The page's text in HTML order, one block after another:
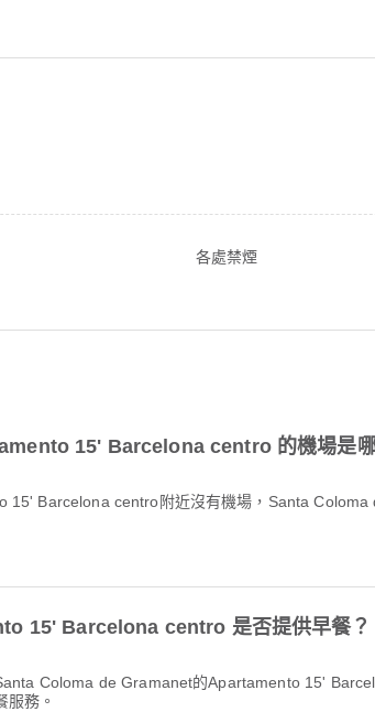
各處禁煙
15' Barcelona centro 的機場是哪
15' Barcelona centro附近沒有機場，Santa Coloma
15' Barcelona centro 是否提供早餐？
Coloma de Gramanet的Apartamento 15'
服務。